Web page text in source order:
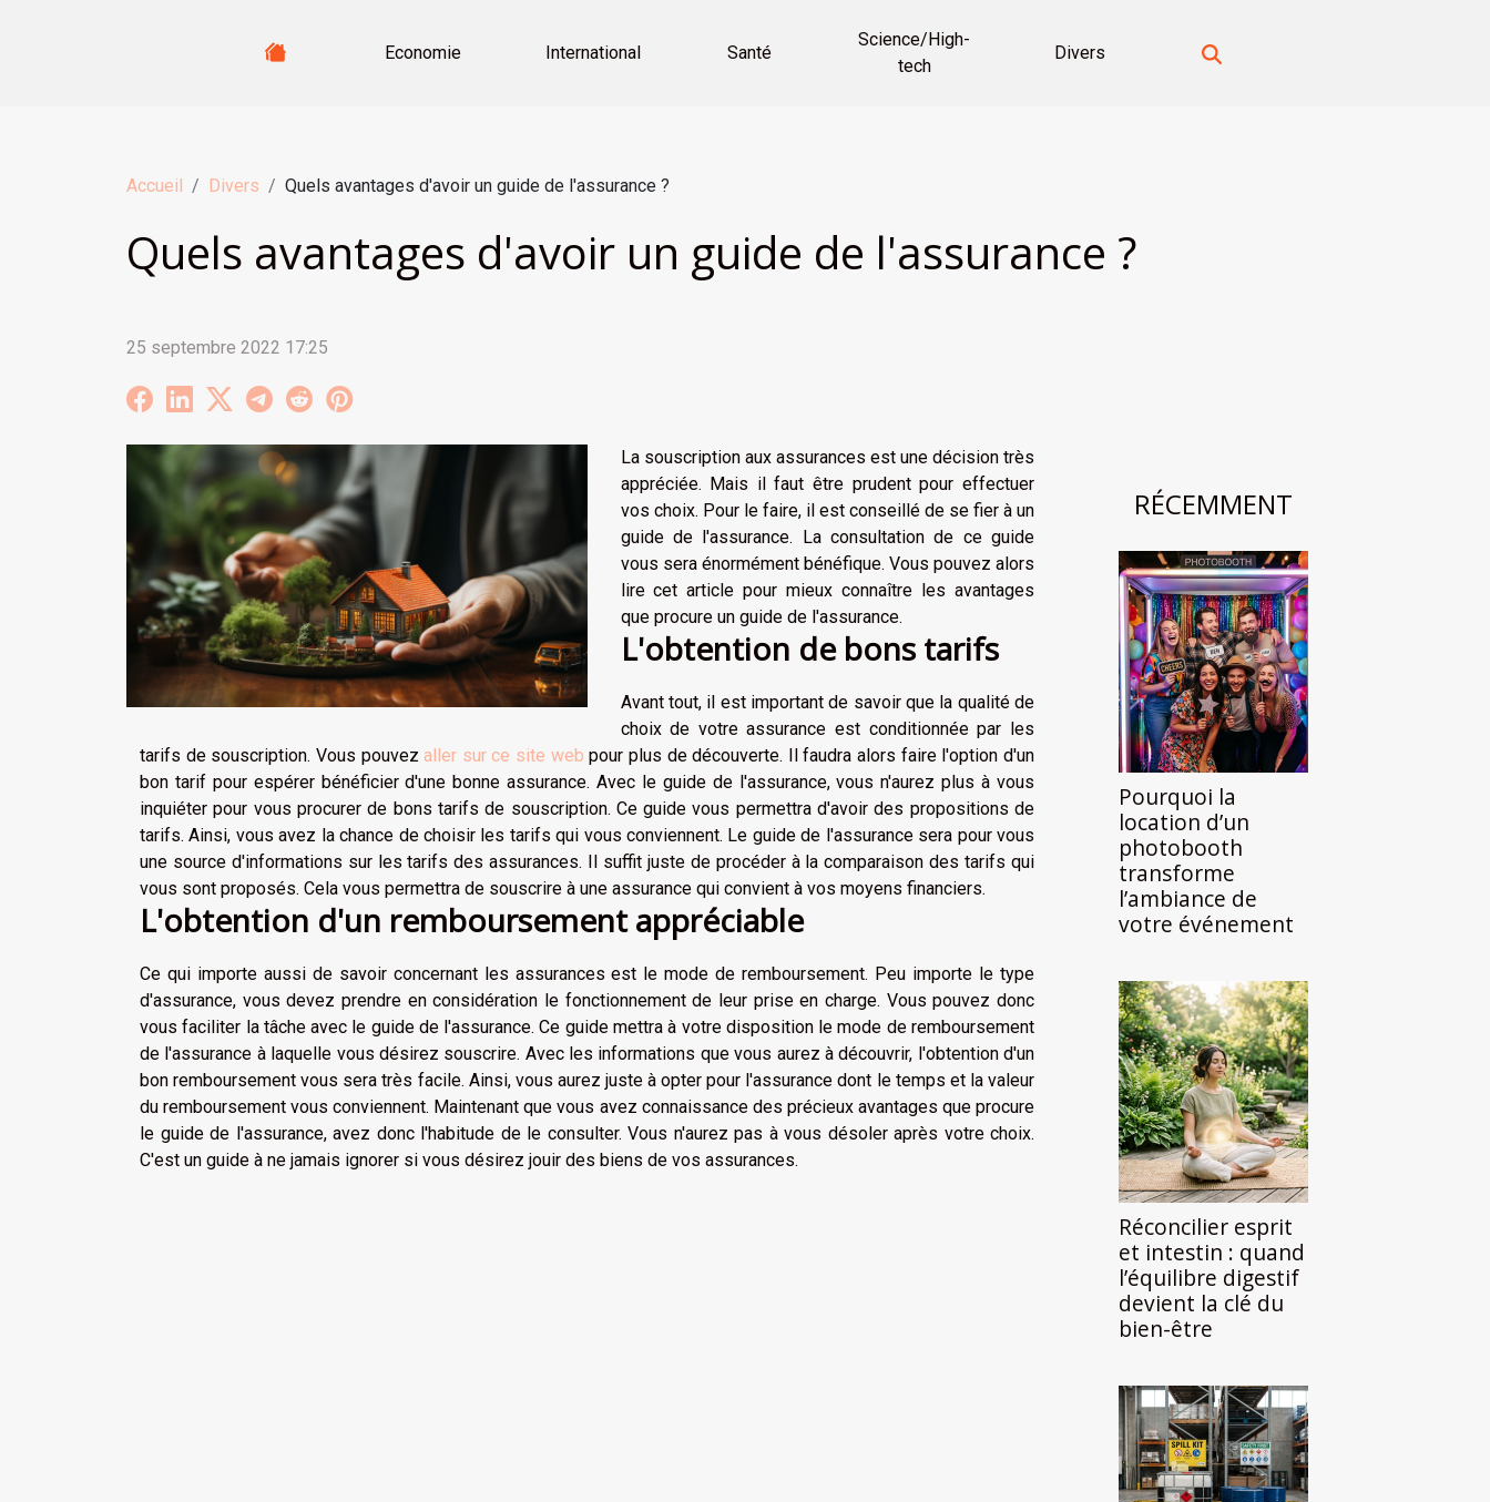
Economie International Santé
Science/High-
tech
Divers
Accueil Divers Quels avantages d'avoir un guide de l'assurance ?
Quels avantages d'avoir un guide de l'assurance ?
25 septembre 2022 17:25
La souscription aux assurances est une décision très
appréciée. Mais il faut être prudent pour effectuer
vos choix. Pour le faire, il est conseillé de se fier à un
guide de l'assurance. La consultation de ce guide
vous sera énormément bénéfique. Vous pouvez alors
lire cet article pour mieux connaître les avantages
que procure un guide de l'assurance.
L'obtention de bons tarifs
Avant tout, il est important de savoir que la qualité de
choix de votre assurance est conditionnée par les
tarifs de souscription. Vous pouvezaller sur ce site web pour plus de découverte. Il faudra alors faire l'option d'un
bon tarif pour espérer bénéficier d'une bonne assurance. Avec le guide de l'assurance, vous n'aurez plus à vous
inquiéter pour vous procurer de bons tarifs de souscription. Ce guide vous permettra d'avoir des propositions de
tarifs. Ainsi, vous avez la chance de choisir les tarifs qui vous conviennent. Le guide de l'assurance sera pour vous
une source d'informations sur les tarifs des assurances. Il suffit juste de procéder à la comparaison des tarifs qui
vous sont proposés. Cela vous permettra de souscrire à une assurance qui convient à vos moyens financiers.
L'obtention d'un remboursement appréciable
Ce qui importe aussi de savoir concernant les assurances est le mode de remboursement. Peu importe le type
d'assurance, vous devez prendre en considération le fonctionnement de leur prise en charge. Vous pouvez donc
vous faciliter la tâche avec le guide de l'assurance. Ce guide mettra à votre disposition le mode de remboursement
de l'assurance à laquelle vous désirez souscrire. Avec les informations que vous aurez à découvrir, l'obtention d'un
bon remboursement vous sera très facile. Ainsi, vous aurez juste à opter pour l'assurance dont le temps et la valeur
du remboursement vous conviennent. Maintenant que vous avez connaissance des précieux avantages que procure
le guide de l'assurance, avez donc l'habitude de le consulter. Vous n'aurez pas à vous désoler après votre choix.
C'est un guide à ne jamais ignorer si vous désirez jouir des biens de vos assurances.
RÉCEMMENT
Pourquoi la
location d’un
photobooth
transforme
l’ambiance de
votre événement
Réconcilier esprit
et intestin : quand
l’équilibre digestif
devient la clé du
bien-être